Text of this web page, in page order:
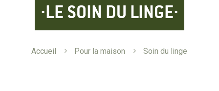
LE SOIN DU LINGE
Accueil 5 Pour la maison 5 Soin du linge